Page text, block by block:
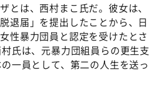
とは、西村まこ氏だ。彼女は、
退届」を提出したことから、日
性暴力団員と認定を受けたとさ
氏は、元暴力団組員らの更生支
一員として、第二の人生を送っ